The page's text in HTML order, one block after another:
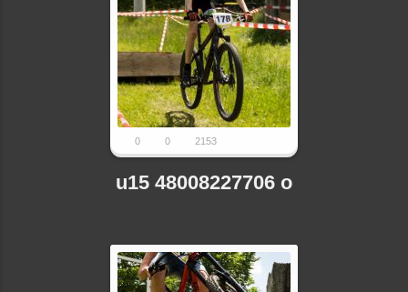
0 0 2153
u15 48008227706 o